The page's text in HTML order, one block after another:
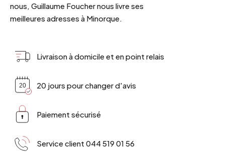
nous, Guillaume Foucher nous livre ses
meilleures adresses à Minorque.
Livraison à domicile et en point relais
20 jours pour changer d'avis
Paiement sécurisé
Service client 044 519 01 56